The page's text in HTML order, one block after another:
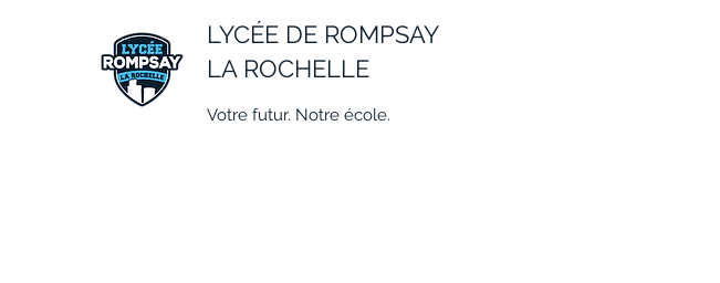
LYCÉE DE ROMPSAY
LA ROCHELLE
Votre futur. Notre école.